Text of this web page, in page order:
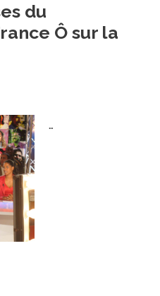
du
Ô sur la
…